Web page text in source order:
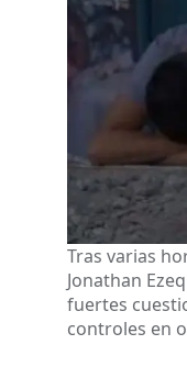
Tras varias
Jonathan
fuertes
controles en